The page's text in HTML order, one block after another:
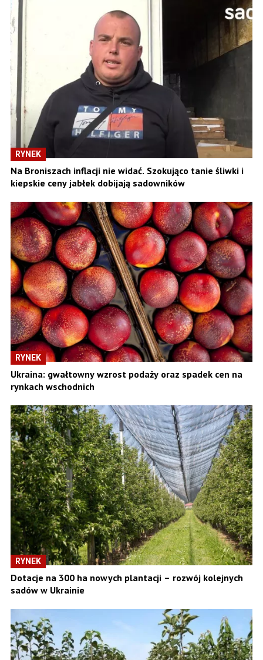
RYNEK
Na Broniszach inflacji nie widać. Szokująco tanie śliwki i
kiepskie ceny jabłek dobijają sadowników
RYNEK
Ukraina: gwałtowny wzrost podaży oraz spadek cen na
rynkach wschodnich
RYNEK
Dotacje na 300 ha nowych plantacji – rozwój kolejnych
sadów w Ukrainie